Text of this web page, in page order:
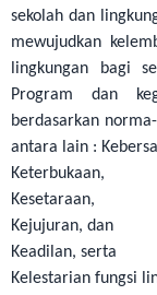
sekolah dan
mewujudkan
lingkungan bagi
Program dan
berdasarkan
antara lain :
Keterbukaan,
Kesetaraan,
Kejujuran, dan
Keadilan, serta
Kelestarian fungsi